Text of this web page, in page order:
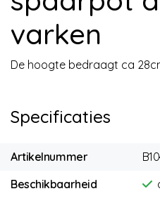
varken
De hoogte bedraagt ca
Specificaties
Artikelnummer
Beschikbaarheid